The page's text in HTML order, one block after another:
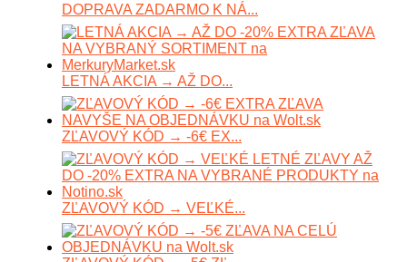
DOPRAVA ZADARMO K NÁ...
LETNÁ AKCIA → AŽ DO...
ZĽAVOVÝ KÓD → -6€ EX...
ZĽAVOVÝ KÓD → VEĽKÉ...